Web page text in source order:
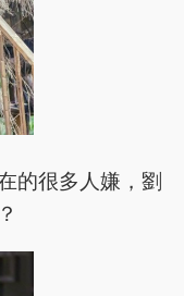
的很多人嫌，劉